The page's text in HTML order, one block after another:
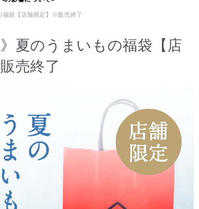
福袋【店舗限定】※販売終了
》夏のうまいもの福袋【店
売終了